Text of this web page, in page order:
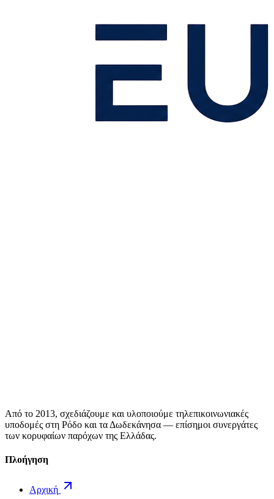
Από το 2013, σχεδιάζουμε και υλοποιούμε τηλεπικοινωνιακές
υποδομές στη Ρόδο και τα Δωδεκάνησα — επίσημοι συνεργάτες
των κορυφαίων παρόχων της Ελλάδας.
Πλοήγηση
Αρχική